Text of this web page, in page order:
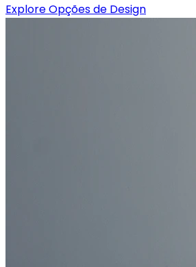
Explore Opções de Design